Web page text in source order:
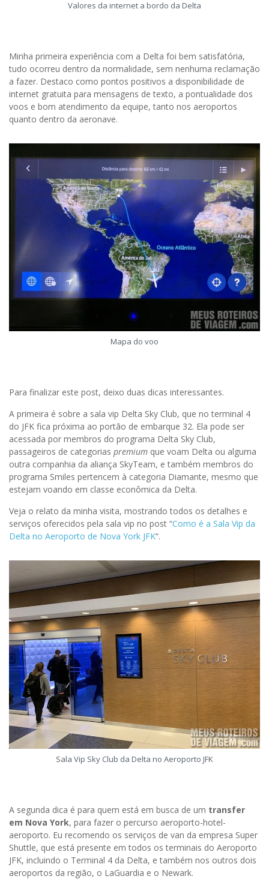
Valores da internet a bordo da Delta
Minha primeira experiência com a Delta foi bem satisfatória,
tudo ocorreu dentro da normalidade, sem nenhuma reclamação
a fazer. Destaco como pontos positivos a disponibilidade de
internet gratuita para mensagens de texto, a pontualidade dos
voos e bom atendimento da equipe, tanto nos aeroportos
quanto dentro da aeronave.
Mapa do voo
Para finalizar este post, deixo duas dicas interessantes.
A primeira é sobre a sala vip Delta Sky Club, que no terminal 4
do JFK fica próxima ao portão de embarque 32. Ela pode ser
acessada por membros do programa Delta Sky Club,
passageiros de categorias premium que voam Delta ou alguma
outra companhia da aliança SkyTeam, e também membros do
programa Smiles pertencem à categoria Diamante, mesmo que
estejam voando em classe econômica da Delta.
Veja o relato da minha visita, mostrando todos os detalhes e
serviços oferecidos pela sala vip no post “Como é a Sala Vip da
Delta no Aeroporto de Nova York JFK“.
Sala Vip Sky Club da Delta no Aeroporto JFK
A segunda dica é para quem está em busca de um transfer
em Nova York, para fazer o percurso aeroporto-hotel-
aeroporto. Eu recomendo os serviços de van da empresa Super
Shuttle, que está presente em todos os terminais do Aeroporto
JFK, incluindo o Terminal 4 da Delta, e também nos outros dois
aeroportos da região, o LaGuardia e o Newark.